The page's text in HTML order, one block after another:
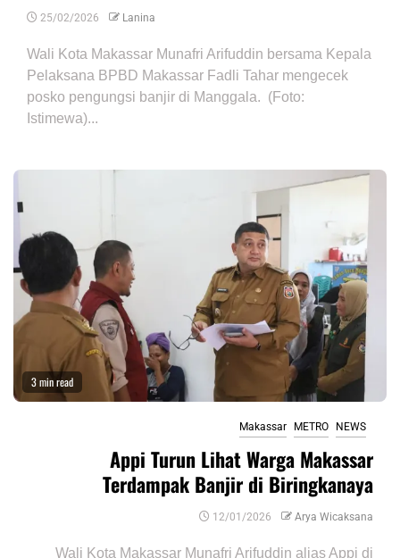
25/02/2026 Lanina
Wali Kota Makassar Munafri Arifuddin bersama Kepala
Pelaksana BPBD Makassar Fadli Tahar mengecek
posko pengungsi banjir di Manggala. (Foto:
Istimewa)...
3 min read
Makassar METRO NEWS
Appi Turun Lihat Warga Makassar
Terdampak Banjir di Biringkanaya
12/01/2026 Arya Wicaksana
Wali Kota Makassar Munafri Arifuddin alias Appi di